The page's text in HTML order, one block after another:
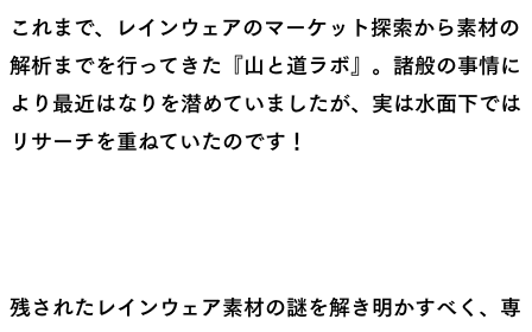
パーツ
売
これまで、レインウェアのマーケット探索から素材の
解析までを行ってきた『山と道ラボ』。諸般の事情に
より最近はなりを潜めていましたが、実は水面下では
リサーチを重ねていたのです！
残されたレインウェア素材の謎を解き明かすべく、専